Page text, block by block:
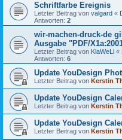
Schriftfarbe Ereignis
Letzter Beitrag von valgard «
Antworten: 2
wir-machen-druck-de
Ausgabe "PDF/
Letzter Beitrag von KlaWeLi «
Antworten: 6
Update YouDesign
Letzter Beitrag von Kerstin
Update YouDesign
Letzter Beitrag von Kerstin
Update YouDesign
Letzter Beitrag von Kerstin